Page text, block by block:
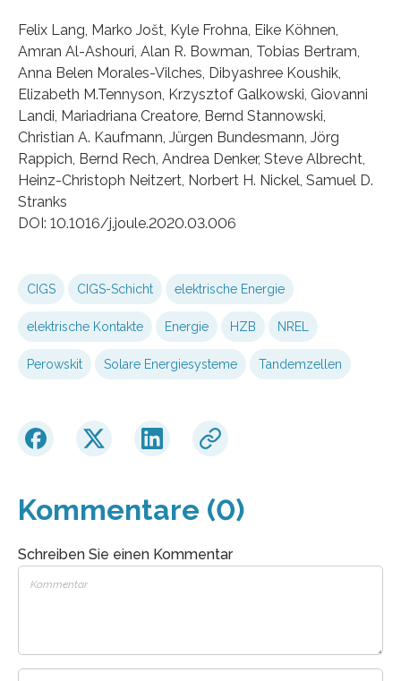
Felix Lang, Marko Jošt, Kyle Frohna, Eike Köhnen,
Amran Al-Ashouri, Alan R. Bowman, Tobias Bertram,
Anna Belen Morales-Vilches, Dibyashree Koushik,
Elizabeth M.Tennyson, Krzysztof Galkowski, Giovanni
Landi, Mariadriana Creatore, Bernd Stannowski,
Christian A. Kaufmann, Jürgen Bundesmann, Jörg
Rappich, Bernd Rech, Andrea Denker, Steve Albrecht,
Heinz-Christoph Neitzert, Norbert H. Nickel, Samuel D.
Stranks
DOI: 10.1016/j.joule.2020.03.006
CIGS CIGS-Schicht elektrische Energie
elektrische Kontakte Energie HZB NREL
Perowskit Solare Energiesysteme Tandemzellen
Kommentare (0)
Schreiben Sie einen Kommentar